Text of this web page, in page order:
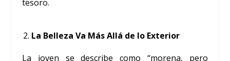
tesoro.
La Belleza Va Más Allá de lo Exterior
La joven se describe como “morena, pero